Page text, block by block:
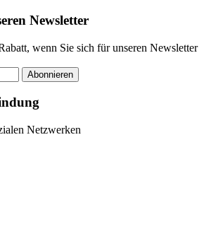
Newsletter
wenn Sie sich für unseren Newsletter
Abonnieren
Netzwerken